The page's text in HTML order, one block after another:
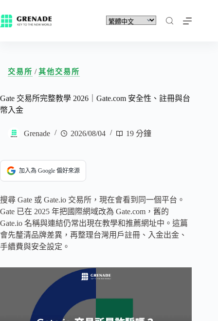
交易所 /其他交易所
Gate 交易所完整教學 2026｜Gate.com 安全性、註冊與台
幣入金
Grenade 2026/08/04 19 分鐘
加入為 Google 偏好來源
搜尋 Gate 或 Gate.io 交易所，現在會看到同一個平台。
Gate 已在 2025 年把國際網域改為 Gate.com，舊的
Gate.io 名稱與連結仍常出現在教學和推薦網址中。這篇
會先釐清品牌差異，再整理台灣用戶註冊、入金出金、
手續費與安全設定。